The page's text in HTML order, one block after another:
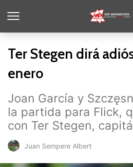
Ter Stegen dirá
enero
Joan García y
la partida para Flick,
con Ter Stegen,
Juan Sempere Albert